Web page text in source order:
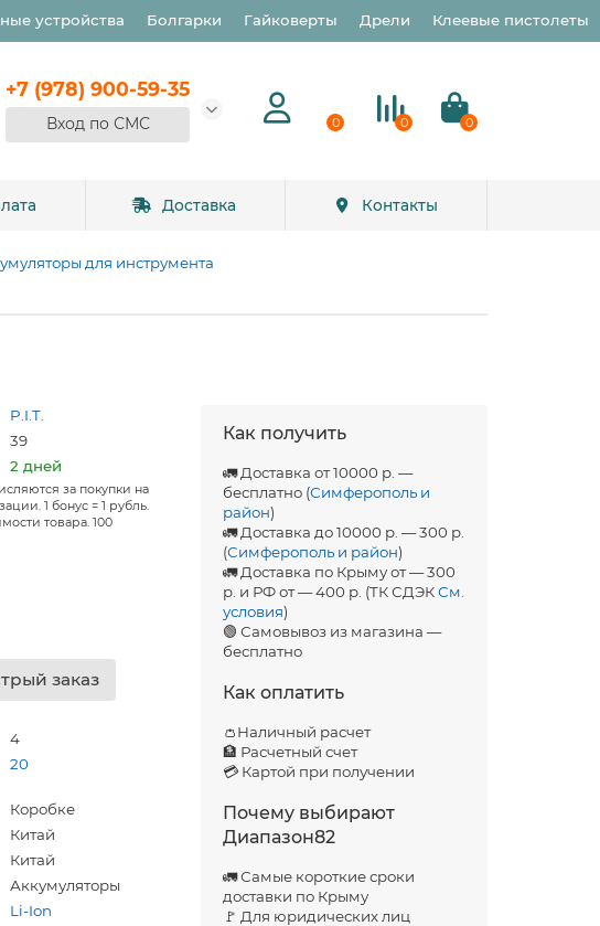
устройства Болгарки Гайковерты Дрели Клеевые пистолеты
+7 (978) 900-59-35
Вход по СМС 0 0 0
Доставка Контакты
для инструмента
P.I.T.
39
2 дней
за покупки на
1 бонус = 1 рубль.
товара. 100
заказ
4
20
Коробке
Китай
Китай
Аккумуляторы
Li-Ion
Как получить
🚛 Доставка от 10000 р. —
бесплатно (Симферополь и
район)
🚛 Доставка до 10000 р. — 300 р.
(Симферополь и район)
🚛 Доставка по Крыму от — 300
р. и РФ от — 400 р. (ТК СДЭКСм.
условия)
🟢 Самовывоз из магазина —
бесплатно
Как оплатить
👛Наличный расчет
🏦 Расчетный счет
💳 Картой при получении
Почему выбирают
Диапазон82
🚛 Самые короткие сроки
доставки по Крыму
🚩 Для юридических лиц